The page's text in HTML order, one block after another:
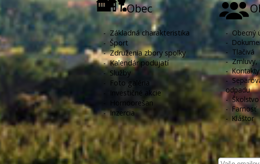
Obec
- Základná charakteristika
- Šport
-Združenia zbory spolky
-Kalendár podujatí
- Služby
- Foto galéria
- Investičné akcie
Hornoorešan
-Inzercia
- Obecný
-
- Tlačivá
-Zmluvy,
-
-
odpadu
- Školstvo
-Farnosť
- Kláštor